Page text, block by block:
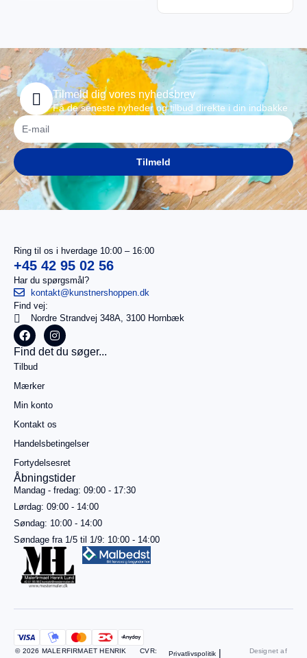
I
alt
0,00kr.
Køb for
499,00kr.
mere for
gratis
betaling
kurv
Tilmeld dig vores nyhedsbrev
Få de seneste nyheder og tilbud direkte i din indbakke
Tilmeld
Ring til os i hverdage 10:00 – 16:00
+45 42 95 02 56
Har du spørgsmål?
kontakt@kunstnershoppen.dk
Find vej:
Nordre Strandvej 348A, 3100 Hornbæk
Find det du søger...
Tilbud
Mærker
Min konto
Kontakt os
Handelsbetingelser
Fortydelsesret
Åbningstider
Mandag - fredag: 09:00 - 17:30
Lørdag: 09:00 - 14:00
Søndag: 10:00 - 14:00
Søndage fra 1/5 til 1/9: 10:00 - 14:00
© 2026 MALERFIRMAET HENRIK
CVR:
Privatlivspolitik |
Designet af